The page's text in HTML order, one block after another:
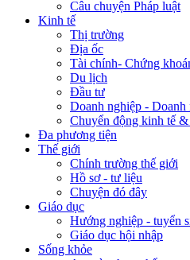
Câu chuyện Pháp luật
Kinh tế
Thị trường
Địa ốc
Tài chính- Chứng
Du lịch
Đầu tư
Doanh nghiệp - Doanh
Chuyển động kinh tế
Đa phương tiện
Thế giới
Chính trường thế giới
Hồ sơ - tư liệu
Chuyện đó đây
Giáo dục
Hướng nghiệp - tuyển
Giáo dục hội nhập
Sống khỏe